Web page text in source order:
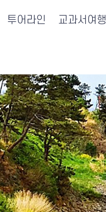
투어라인 교과서여행